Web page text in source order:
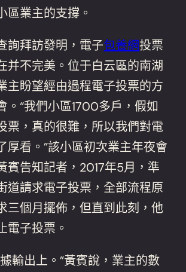
區業主的支撐。
詢拜訪發明，電子包養網投票
并不完美。位于白云區的南湖
主盼望經由過程電子投票的方
。“我們小區1700多戶，假如
票，真的很難，所以我們對電
厚看。”該小區初次業主年夜會
賓告知記者，2017年5月，準
道請求電子投票，全部流程原
三個月擺佈，但直到此刻，他
電子投票。
輸出上。”黃賓說，業主的數